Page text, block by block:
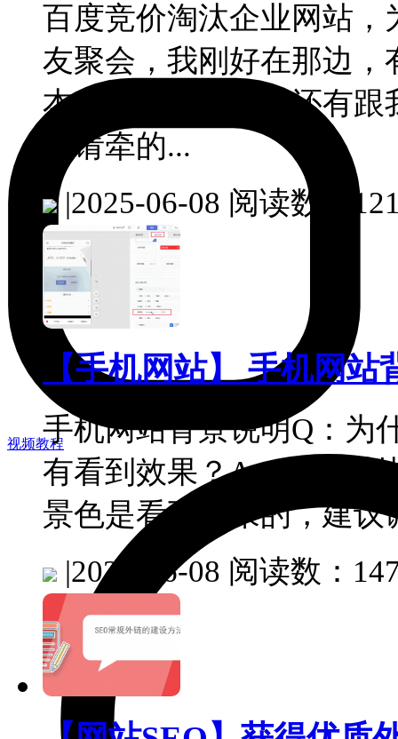
视频教程
百度竞价淘汰企业网站
友聚会，我刚好在那边
本土的企业老总，还有
邀请牵的...
|2025-06-08 阅读数：
【手机网站】 手机网站
手机网站背景说明Q：为
有看到效果？A：如果模
景色是看不出来的，建
|2025-06-08 阅读数：